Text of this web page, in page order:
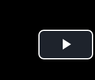
Play